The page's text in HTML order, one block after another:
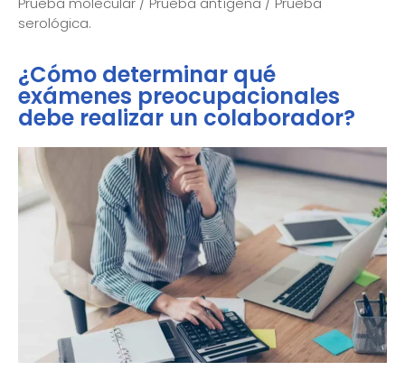
serológica.
¿Cómo determinar qué
exámenes preocupacionales
debe realizar un colaborador?